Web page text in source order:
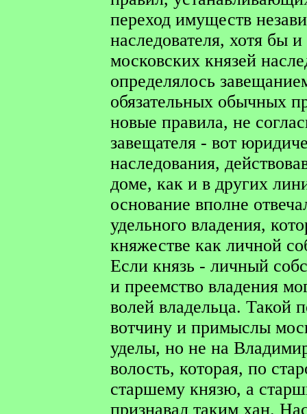
переход имуществ
наследователя, хотя бы
московских князей
определялось
обязательных обычных
новые правила, не
завещателя - вот
наследования,
доме, как и в других
основание вполне
удельного владения,
княжестве как личной
Если князь - личный
и преемство владения
волей владельца. Такой
вотчину и примыслы
уделы, но не на
волость, которая, по
старшему князю, а
признавал таким хан.